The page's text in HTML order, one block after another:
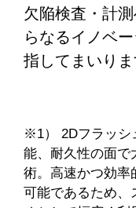
欠陥検査・計
らなるイノベ
指してまいりま
※1） 2Dフラッシ
能、耐久性の面で
術。高速かつ効率
可能であるため、